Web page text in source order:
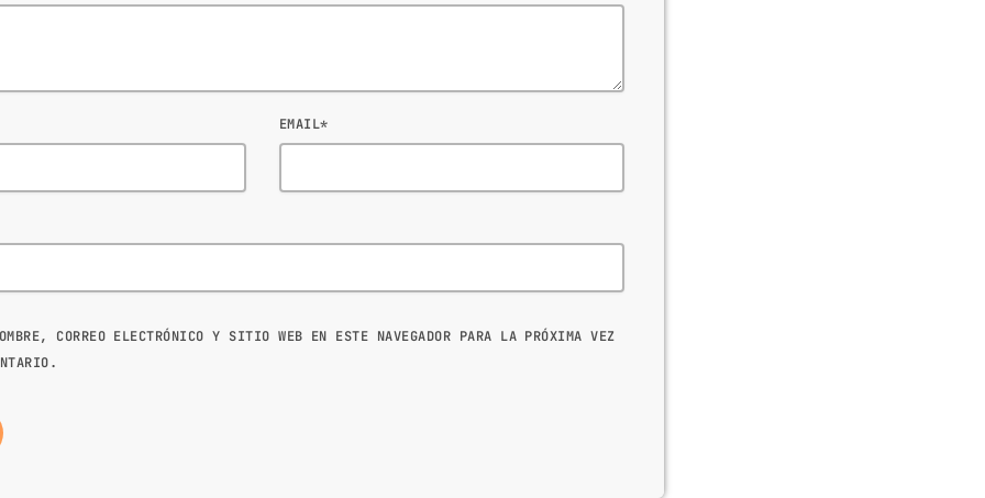
EMAIL*
CORREO ELECTRÓNICO Y SITIO WEB EN ESTE NAVEGADOR PARA LA PRÓXIMA VEZ